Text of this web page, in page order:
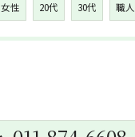
女性 20代 30代 職人